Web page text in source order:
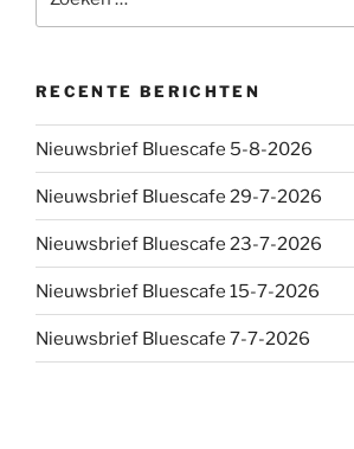
naar:
RECENTE BERICHTEN
Nieuwsbrief Bluescafe 5-8-2026
Nieuwsbrief Bluescafe 29-7-2026
Nieuwsbrief Bluescafe 23-7-2026
Nieuwsbrief Bluescafe 15-7-2026
Nieuwsbrief Bluescafe 7-7-2026